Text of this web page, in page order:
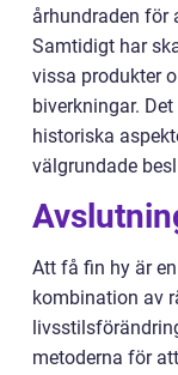
århundraden för
Samtidigt har
vissa produkter
biverkningar.
historiska
välgrundade
Att få fin hy är
kombination av
metoderna för